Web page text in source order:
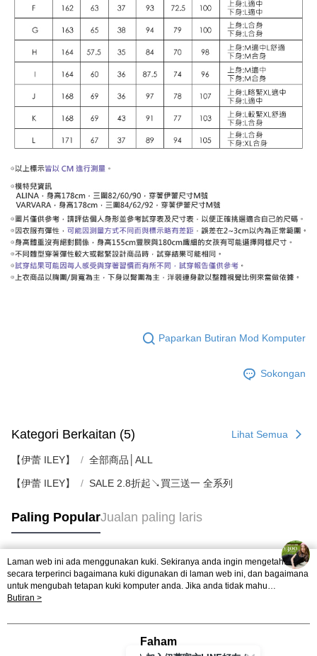
Paparkan Butiran Mod Komputer
Sokongan
Kategori Berkaitan (5) Lihat Semua
【伊蕾 ILEY】 全部商品│ALL
【伊蕾 ILEY】 SALE 2.8折起↘買三送一 全系列
Paling PopularJualan paling laris
Tag Popular
Laman web ini ada menggunakan kuki. Sekiranya anda ingin mengetahui
secara terperinci bagaimana kuki digunakan di laman web ini, dan bagaimana
untuk mengubah tetapan kuki komputer anda. Jika anda tidak mahu
menggunakan kuki di komputer anda, sila rujuk penerangan mengenai kuki.
mengetahui secara terperinci bagaimana kuki digunakan di laman web ini,
mahu menggunakan kuki di komputer anda, sila rujuk penerangan mengenai
Butiran >
Faham